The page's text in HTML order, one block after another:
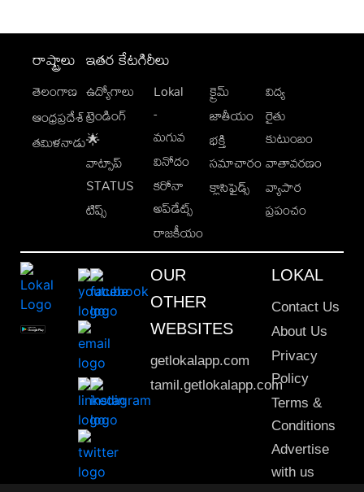
రాష్ట్రాలు
తెలంగాణ
ఆంధ్రప్రదేశ్
తమిళనాడు
ఇతర కేటగిరీలు
ఉద్యోగాలు
ట్రెండింగ్
🌟
వాట్సాప్
STATUS
టిప్స్
Lokal
-
మగువ
వినోదం
కరోనా
అప్‌డేట్స్
రాజకీయం
క్రైమ్
జాతీయం
భక్తి
సమాచారం
క్లాసిఫైడ్స్
విద్య
రైతు
కుటుంబం
వాతావరణం
వ్యాపార
ప్రపంచం
OUR
OTHER
WEBSITES
getlokalapp.com
tamil.getlokalapp.com
LOKAL
Contact Us
About Us
Privacy
Policy
Terms &
Conditions
Advertise
with us